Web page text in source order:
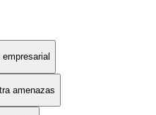
amenazas